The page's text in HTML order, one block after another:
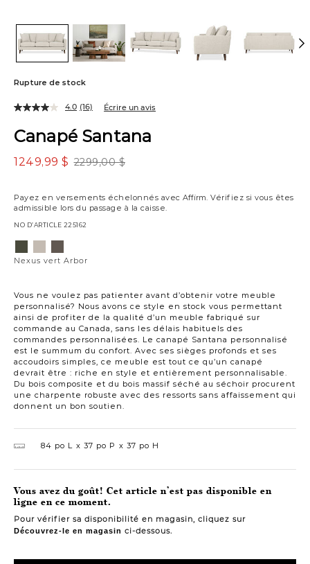
Rupture de stock
Canapé Santana
2299,00 $
1249,99 $
Payez en versements échelonnés avec Affirm. Vérifiez si vous êtes
admissible lors du passage à la caisse.
NO D’ARTICLE 225162
Vous ne voulez pas patienter avant d’obtenir votre meuble
personnalisé? Nous avons ce style en stock vous permettant
ainsi de profiter de la qualité d’un meuble fabriqué sur
commande au Canada, sans les délais habituels des
commandes personnalisées. Le canapé Santana personnalisé
est le summum du confort. Avec ses sièges profonds et ses
accoudoirs simples, ce meuble est tout ce qu’un canapé
devrait être : riche en style et entièrement personnalisable.
Du bois composite et du bois massif séché au séchoir procurent
une charpente robuste avec des ressorts sans affaissement qui
donnent un bon soutien.
4.0 (16) Écrire un avis
Variations
vertgivrechocolat
Nexus vert Arbor
84 po L 37 po P 37 po H
Vous avez du goût! Cet article n’est pas disponible en
ligne en ce moment.
Pour vérifier sa disponibilité en magasin, cliquez sur
Découvrez-le en magasin ci-dessous.